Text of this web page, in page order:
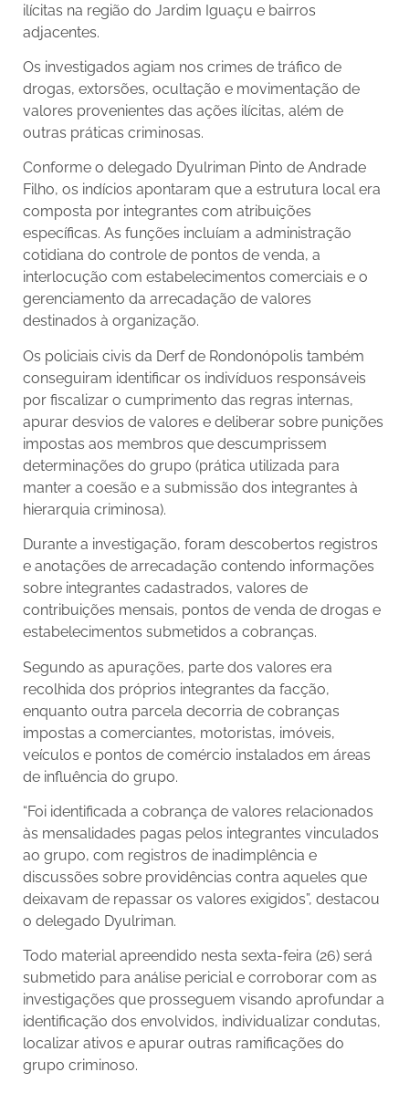
ilícitas na região do Jardim Iguaçu e bairros
adjacentes.
Os investigados agiam nos crimes de tráfico de
drogas, extorsões, ocultação e movimentação de
valores provenientes das ações ilícitas, além de
outras práticas criminosas.
Conforme o delegado Dyulriman Pinto de Andrade
Filho, os indícios apontaram que a estrutura local era
composta por integrantes com atribuições
específicas. As funções incluíam a administração
cotidiana do controle de pontos de venda, a
interlocução com estabelecimentos comerciais e o
gerenciamento da arrecadação de valores
destinados à organização.
Os policiais civis da Derf de Rondonópolis também
conseguiram identificar os indivíduos responsáveis
por fiscalizar o cumprimento das regras internas,
apurar desvios de valores e deliberar sobre punições
impostas aos membros que descumprissem
determinações do grupo (prática utilizada para
manter a coesão e a submissão dos integrantes à
hierarquia criminosa).
Durante a investigação, foram descobertos registros
e anotações de arrecadação contendo informações
sobre integrantes cadastrados, valores de
contribuições mensais, pontos de venda de drogas e
estabelecimentos submetidos a cobranças.
Segundo as apurações, parte dos valores era
recolhida dos próprios integrantes da facção,
enquanto outra parcela decorria de cobranças
impostas a comerciantes, motoristas, imóveis,
veículos e pontos de comércio instalados em áreas
de influência do grupo.
“Foi identificada a cobrança de valores relacionados
às mensalidades pagas pelos integrantes vinculados
ao grupo, com registros de inadimplência e
discussões sobre providências contra aqueles que
deixavam de repassar os valores exigidos”, destacou
o delegado Dyulriman.
Todo material apreendido nesta sexta-feira (26) será
submetido para análise pericial e corroborar com as
investigações que prosseguem visando aprofundar a
identificação dos envolvidos, individualizar condutas,
localizar ativos e apurar outras ramificações do
grupo criminoso.